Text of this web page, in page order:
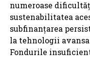
numeroase
sustenabilitatea
subfinanțarea
la tehnologii
Fondurile